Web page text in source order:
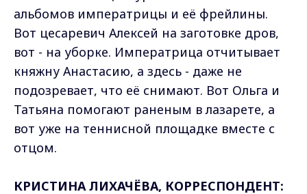
альбомов императрицы и её фрейлины.
Вот цесаревич Алексей на заготовке дров,
вот - на уборке. Императрица отчитывает
княжну Анастасию, а здесь - даже не
подозревает, что её снимают. Вот Ольга и
Татьяна помогают раненым в лазарете, а
вот уже на теннисной площадке вместе с
отцом.
КРИСТИНА ЛИХАЧЁВА, КОРРЕСПОНДЕНТ: